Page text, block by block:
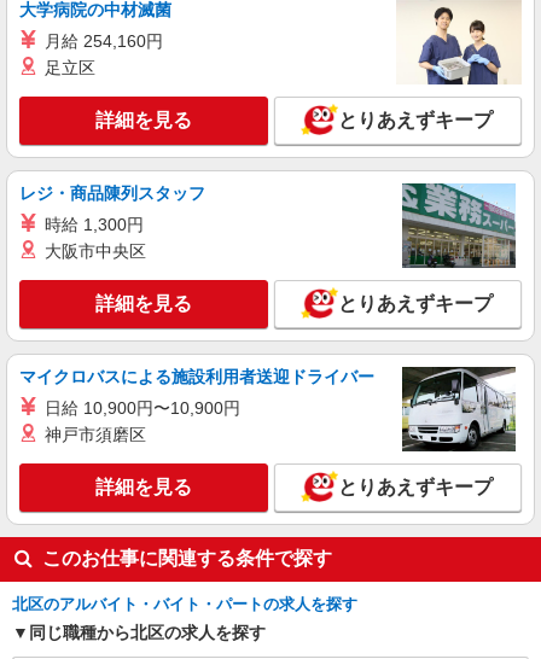
通費全支給(ガソリン代含む)＞
キープ 詳細を見る
派遣社員
株式会社kotrio /●SW-H1-2116810
NEW
十条駅＊グループホームSTAFF＊生活のサポ
時給1650円〜2312円 ＜日払い有/週払い有/交
北区 来社不要/履歴書不要♪
キープ 詳細を見る
職業紹介
株式会社kotrio /●SW-S-2097680
NEW
≪東十条駅≫障がい者支援員さん募集★送
迎・軽作業の見守りなど
【正社員】月給240,000〜400,000円 ・基本
給：200,000円〜220,000円 ・資格手当：10,000〜
30,000円 ・役職手当：10,000〜70,000円 ・処遇改
善手当：20,000〜60,000円（勤続年数、保有資格
により変動） ・固定残業手当：20,000円（10時
間） ※固定残業時間を超過する場合には超過勤務
手当として別途支給 ・夜勤手当：10,000円/1回
東京都北区
キープ
大学病院の中材滅菌
月給 254,160円
足立区
詳細を見る とりあえずキープ
レジ・商品陳列スタッフ
時給 1,300円
大阪市中央区
詳細を見る とりあえずキープ
マイクロバスによる施設利用者送迎ドライバー
日給 10,900円〜10,900円
神戸市須磨区
詳細を見る とりあえずキープ
このお仕事に関連する条件で探す
北区のアルバイト・バイト・パートの求人を探す
同じ職種から北区の求人を探す